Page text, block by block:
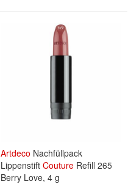
Artdeco Nachfüllpack
Lippenstift Couture Refill 265
Berry Love, 4 g